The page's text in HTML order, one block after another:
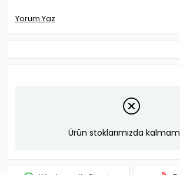
Yorum Yaz
Ürün stoklarımızda